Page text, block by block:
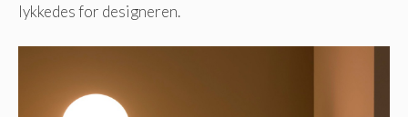
lykkedes for designeren.